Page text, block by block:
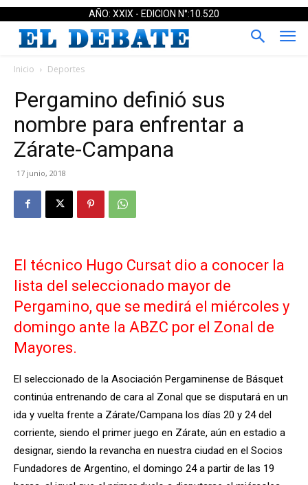
AÑO: XXIX - EDICION N°:10.520
Inicio Deportes
Pergamino definió sus
nombre para enfrentar a
Zárate-Campana
17 junio, 2018
El técnico Hugo Cursat dio a conocer la
lista del seleccionado mayor de
Pergamino, que se medirá el miércoles y
domingo ante la ABZC por el Zonal de
Mayores.
El seleccionado de la Asociación Pergaminense de Básquet
continúa entrenando de cara al Zonal que se disputará en un
ida y vuelta frente a Zárate/Campana los días 20 y 24 del
corriente, siendo el primer juego en Zárate, aún en estadio a
designar, siendo la revancha en nuestra ciudad en el Socios
Fundadores de Argentino, el domingo 24 a partir de las 19